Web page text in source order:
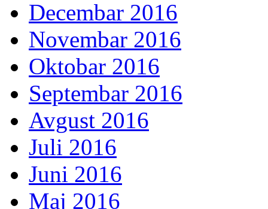
Decembar 2016
Novembar 2016
Oktobar 2016
Septembar 2016
Avgust 2016
Juli 2016
Juni 2016
Maj 2016